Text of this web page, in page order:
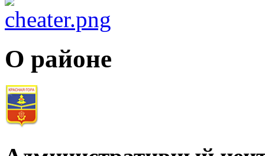
О районе